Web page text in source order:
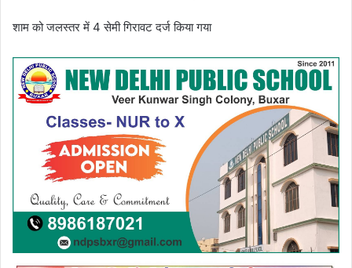
शाम को जलस्तर में 4 सेमी गिरावट दर्ज किया गया